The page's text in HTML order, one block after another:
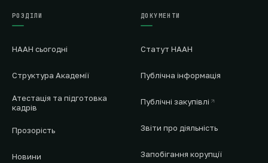
РОЗДІЛИ
НААН сьогодні
Структура Академії
Атестація та підготовка
кадрів
Прозорість
Новини
ДОКУМЕНТИ
Статут НААН
Публічна інформація
Публічні закупівлі
Звіти про діяльність
Запобігання корупції